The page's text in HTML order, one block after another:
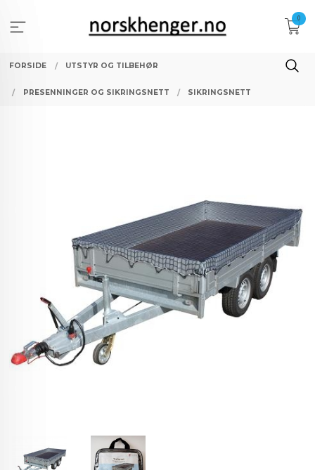
innholdet
0
FORSIDE UTSTYR OG TILBEHØR
PRESENNINGER OG SIKRINGSNETT SIKRINGSNETT